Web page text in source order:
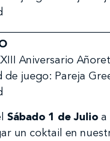
Aniversario
de juego: Pareja
Sábado 1 de Julio a
un coktail
en